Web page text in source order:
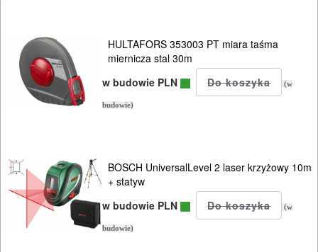
SPAWALNICTWO
URZĄDZENIA
ROZRUCHOWE
OSPRZĘT
AGREGATY
PRĄDOWE
HULTAFORS 353003 PT miara taśma
miernicza stal 30m
w budowie PLN
(w
budowie)
BOSCH UniversalLevel 2 laser krzyżowy 10m
+ statyw
w budowie PLN
(w
budowie)